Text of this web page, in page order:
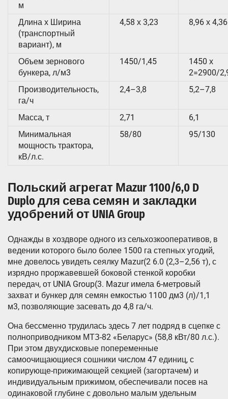
м
Длина х Ширина
(транспортный
вариант), м
4,58 х 3,23 8,96 х 4,36
Объем зернового
бункера, л/м3
1450/1,45
1450 х
2=2900/
Производительность,
га/ч
2,4–3,8 5,2–7,8
Масса, т 2,71
6,1
Минимальная
мощность трактора,
кВ/л.с.
58/80 95/130
Польский агрегат Маzur 1100/6,0 D
Duplo для сева семян и закладки
удобрений от UNIA Group
Однажды в хоздворе одного из сельхозкооперативов, в
ведении которого было более 1500 га степных угодий,
мне довелось увидеть сеялку Mazur(2 6.0 (2,3–2,56 т), с
изрядно проржавевшей боковой стенкой коробки
передач, от UNIA Group(3. Mazur имела 6-метровый
захват и бункер для семян емкостью 1100 дм3 (л)/1,1
м3, позволяющие засевать до 4,8 га/ч.
Она бессменно трудилась здесь 7 лет подряд в сцепке с
полноприводником МТЗ-82 «Беларус» (58,8 кВт/80 л.с.).
При этом двухдисковые попеременные
самоочищающиеся сошники числом 47 единиц, с
копирующе-прижимающей секцией (загортачем) и
индивидуальным прижимом, обеспечивали посев на
одинаковой глубине с довольно малым удельным